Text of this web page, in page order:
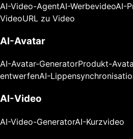
AI-Video-AgentAI-WerbevideoAI-
VideoURL zu Video
AI-Avatar
AI-Avatar-GeneratorProdukt-
entwerfenAI-
AI-Video
AI-Video-GeneratorAI-Kurzvideo